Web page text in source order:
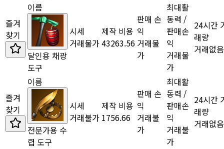
즐겨
찾기
이름
달인용 채광
도구
시세
거래불가
제작 비용
43263.56
판매 손
익
거래불
가
최대활
동력 /
판매손
익
거래불
가
24시간
래량
거래없음
즐겨
찾기
이름
전문가용 수
렵 도구
시세
거래불가
제작 비용
1756.66
판매 손
익
거래불
가
최대활
동력 /
판매손
익
거래불
가
24시간
래량
거래없음